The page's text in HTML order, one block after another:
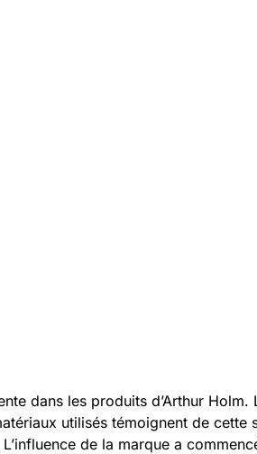
dans les produits d’Arthur
utilisés témoignent de cette
de la marque a